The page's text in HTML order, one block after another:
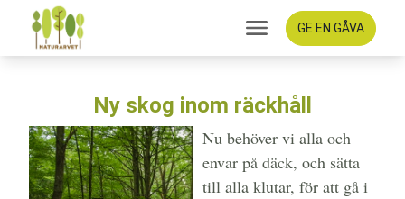
GE EN GÅVA
Ny skog inom räckhåll
Nu behöver vi alla och
envar på däck, och sätta
till alla klutar, för att gå i